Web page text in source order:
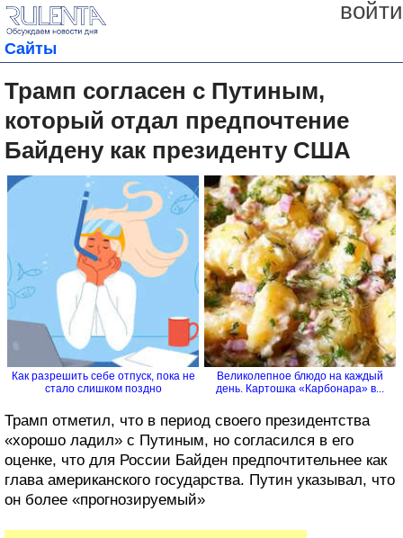
войти
Сайты
Трамп согласен с Путиным,
который отдал предпочтение
Байдену как президенту США
Как разрешить себе отпуск, пока не
стало слишком поздно
Великолепное блюдо на каждый
день. Картошка «Карбонара» в...
Трамп отметил, что в период своего президентства
«хорошо ладил» с Путиным, но согласился в его
оценке, что для России Байден предпочтительнее как
глава американского государства. Путин указывал, что
он более «прогнозируемый»